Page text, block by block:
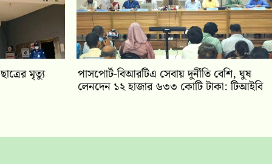
মৃত্যু পাসপোর্ট-বিআরটিএ সেবায় দুর্নীতি বেশি, ঘুষ
লেনদেন ১২ হাজার ৬৩৩ কোটি টাকা: টিআইবি